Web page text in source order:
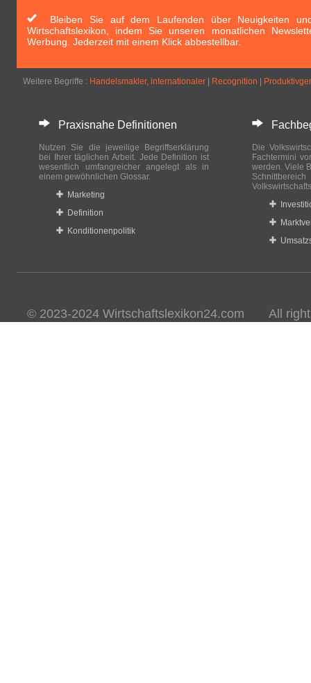
Bleiben Sie auf dem Laufenden über Neuigkeiten
Wirtschaftslexikon, indem Sie unseren monatlichen
Werbung. Jederzeit mit einem Klick abbestellbar.
Weitere Begriffe : Handelsmakler, internationaler Recognition
Praxisnahe Definitionen
Nutzen Sie die jeweilige Begriffserklärung
bei Ihrer täglichen Arbeit. Jede Definition ist
wesentlich umfangreicher angelegt als in
einem gewöhnlichen Glossar.
Marketing
Definition
Konditionenpolitik
Die
Fachtermini
werden. Viele
© 2023-2024 Wirtschaftslexikon24.com All